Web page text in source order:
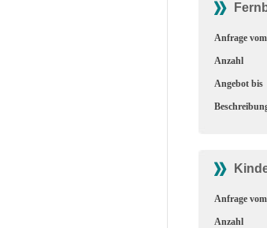
Anfrage vom
Anzahl
Angebot bis
Anfrage vom
Anzahl